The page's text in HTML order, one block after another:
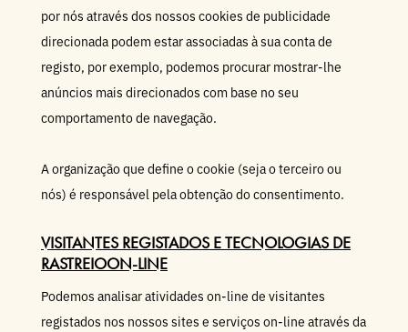
por nós através dos nossos cookies de publicidade
direcionada podem estar associadas à sua conta de
registo, por exemplo, podemos procurar mostrar-lhe
anúncios mais direcionados com base no seu
comportamento de navegação.
A organização que define o cookie (seja o terceiro ou
nós) é responsável pela obtenção do consentimento.
VISITANTES REGISTADOS E TECNOLOGIAS DE
RASTREIOON-LINE
Podemos analisar atividades on-line de visitantes
registados nos nossos sites e serviços on-line através da